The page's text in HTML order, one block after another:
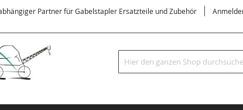
Partner für Gabelstapler Ersatzteile und Zubehör
Suche